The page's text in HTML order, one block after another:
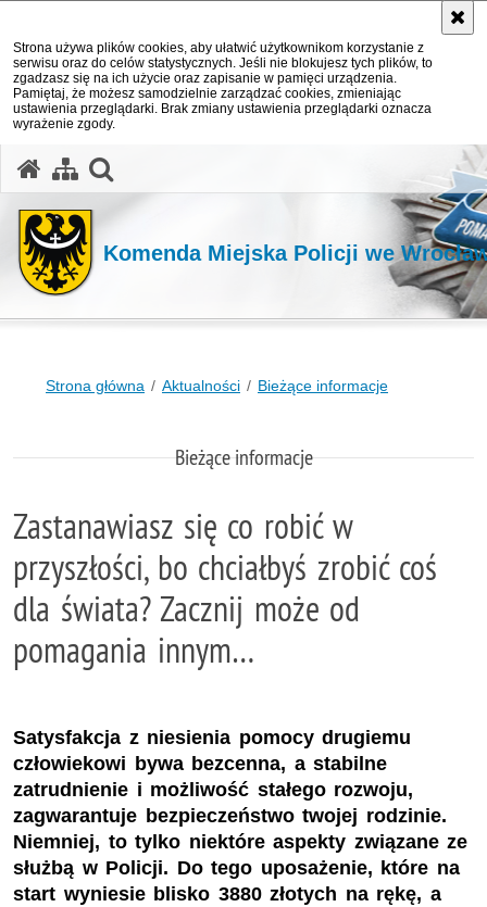
Strona używa plików cookies, aby ułatwić użytkownikom korzystanie z
serwisu oraz do celów statystycznych. Jeśli nie blokujesz tych plików, to
zgadzasz się na ich użycie oraz zapisanie w pamięci urządzenia.
Pamiętaj, że możesz samodzielnie zarządzać cookies, zmieniając
ustawienia przeglądarki. Brak zmiany ustawienia przeglądarki oznacza
wyrażenie zgody.
Komenda Miejska Policji we
Strona główna Aktualności Bieżące informacje
Bieżące informacje
Zastanawiasz się co robić w
przyszłości, bo chciałbyś zrobić coś
dla świata? Zacznij może od
pomagania innym…
Satysfakcja z niesienia pomocy drugiemu
człowiekowi bywa bezcenna, a stabilne
zatrudnienie i możliwość stałego rozwoju,
zagwarantuje bezpieczeństwo twojej rodzinie.
Niemniej, to tylko niektóre aspekty związane ze
służbą w Policji. Do tego uposażenie, które na
start wyniesie blisko 3880 złotych na rękę, a